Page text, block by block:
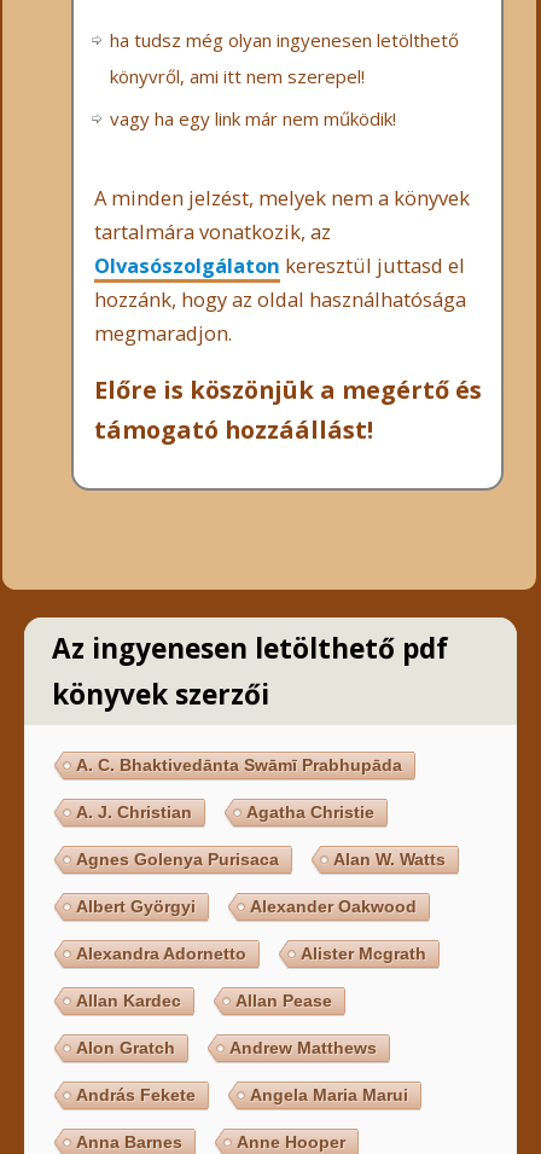
ha tudsz még olyan ingyenesen letölthető
könyvről, ami itt nem szerepel!
vagy ha egy link már nem működik!
A minden jelzést, melyek nem a könyvek
tartalmára vonatkozik, az
Olvasószolgálaton keresztül juttasd el
hozzánk, hogy az oldal használhatósága
megmaradjon.
Előre is köszönjük a megértő és
támogató hozzáállást!
Az ingyenesen letölthető pdf
könyvek szerzői
A. C. Bhaktivedānta Swāmī Prabhupāda
A. J. Christian Agatha Christie
Agnes Golenya Purisaca Alan W. Watts
Albert Györgyi Alexander Oakwood
Alexandra Adornetto Alister Mcgrath
Allan Kardec Allan Pease
Alon Gratch Andrew Matthews
András Fekete Angela Maria Marui
Anna Barnes Anne Hooper